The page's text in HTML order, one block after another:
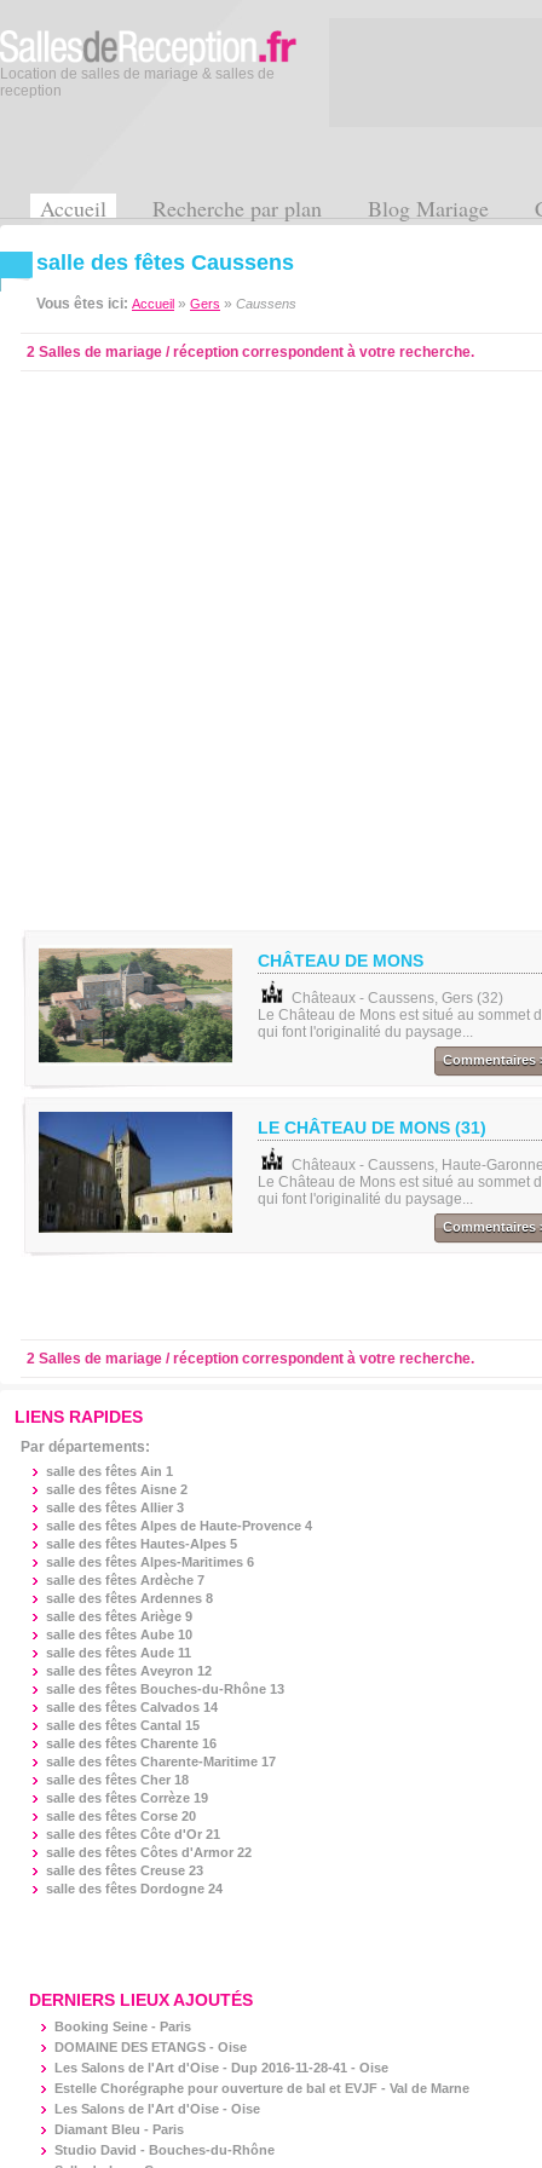
Location de salles de mariage & salles de
reception
Accueil Recherche par plan Blog Mariage
salle des fêtes Caussens
Vous êtes ici: Accueil » Gers » Caussens
2 Salles de mariage / réception correspondent à votre recherche.
CHÂTEAU DE MONS
Châteaux - Caussens, Gers (32)
Le Château de Mons est situé au sommet
qui font l'originalité du paysage...
Commentaires
LE CHÂTEAU DE MONS (31)
Châteaux - Caussens, Haute-
Le Château de Mons est situé au sommet
qui font l'originalité du paysage...
Commentaires
2 Salles de mariage / réception correspondent à votre recherche.
LIENS RAPIDES
Par départements:
salle des fêtes Ain 1
salle des fêtes Aisne 2
salle des fêtes Allier 3
salle des fêtes Alpes de Haute-Provence 4
salle des fêtes Hautes-Alpes 5
salle des fêtes Alpes-Maritimes 6
salle des fêtes Ardèche 7
salle des fêtes Ardennes 8
salle des fêtes Ariège 9
salle des fêtes Aube 10
salle des fêtes Aude 11
salle des fêtes Aveyron 12
salle des fêtes Bouches-du-Rhône 13
salle des fêtes Calvados 14
salle des fêtes Cantal 15
salle des fêtes Charente 16
salle des fêtes Charente-Maritime 17
salle des fêtes Cher 18
salle des fêtes Corrèze 19
salle des fêtes Corse 20
salle des fêtes Côte d'Or 21
salle des fêtes Côtes d'Armor 22
salle des fêtes Creuse 23
salle des fêtes Dordogne 24
DERNIERS LIEUX AJOUTÉS
Booking Seine - Paris
DOMAINE DES ETANGS - Oise
Les Salons de l'Art d'Oise - Dup 2016-11-28-41 - Oise
Estelle Chorégraphe pour ouverture de bal et EVJF - Val de Marne
Les Salons de l'Art d'Oise - Oise
Diamant Bleu - Paris
Studio David - Bouches-du-Rhône